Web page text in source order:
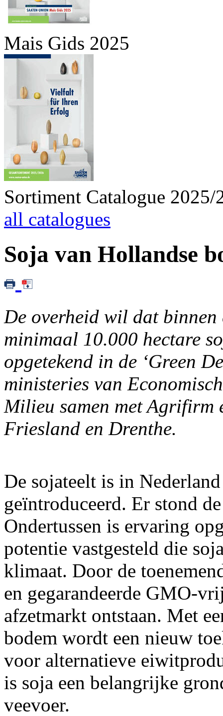
Mais Gids 2025
Sortiment Catalogue 2025/
all catalogues
Soja van Hollandse
De overheid wil dat
minimaal 10.000 hectare
opgetekend in de ‘Green
ministeries van
Milieu samen met Agrifirm
Friesland en Drenthe.
De sojateelt is in
geïntroduceerd. Er stond
Ondertussen is ervaring
potentie vastgesteld die
klimaat. Door de
en gegarandeerde GMO-
afzetmarkt ontstaan. Met
bodem wordt een nieuw
voor alternatieve
is soja een belangrijke
veevoer.